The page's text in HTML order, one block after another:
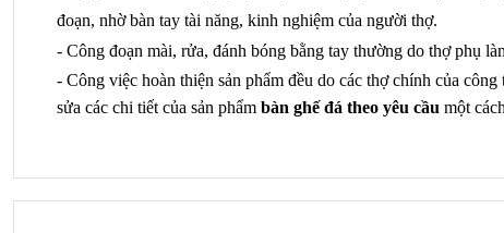
đoạn, nhờ bàn tay tài năng, kinh nghiệm của người thợ.
- Công đoạn mài, rửa, đánh bóng bằng tay thường do thợ phụ
- Công việc hoàn thiện sản phẩm đều do các thợ chính của công
sửa các chi tiết của sản phẩm bàn ghế đá theo yêu cầu một